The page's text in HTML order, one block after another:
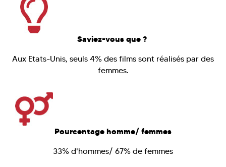
Saviez-vous que ?
Aux Etats-Unis, seuls 4% des films sont réalisés par des
femmes.
Pourcentage homme/ femmes
33% d'hommes/ 67% de femmes